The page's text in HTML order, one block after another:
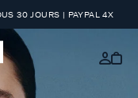
30 JOURS | PAYPAL 4X